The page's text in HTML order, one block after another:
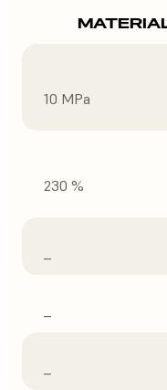
10 MPa
230 %
–
–
–